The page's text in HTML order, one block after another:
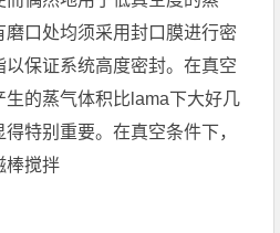
口处均须采用封口膜进行密
保证系统高度密封。在真空
的蒸气体积比lama下大好几
特别重要。在真空条件下，
棒搅拌